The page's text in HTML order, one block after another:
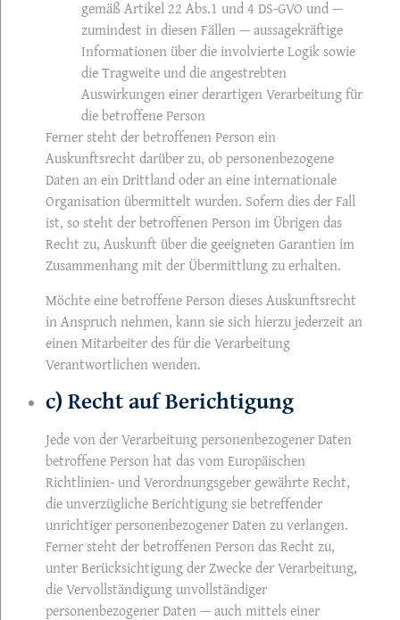
gemäß Artikel 22 Abs.1 und 4 DS-GVO und —
zumindest in diesen Fällen — aussagekräftige
Informationen über die involvierte Logik sowie
die Tragweite und die angestrebten
Auswirkungen einer derartigen Verarbeitung für
die betroffene Person
Ferner steht der betroffenen Person ein
Auskunftsrecht darüber zu, ob personenbezogene
Daten an ein Drittland oder an eine internationale
Organisation übermittelt wurden. Sofern dies der Fall
ist, so steht der betroffenen Person im Übrigen das
Recht zu, Auskunft über die geeigneten Garantien im
Zusammenhang mit der Übermittlung zu erhalten.
Möchte eine betroffene Person dieses Auskunftsrecht
in Anspruch nehmen, kann sie sich hierzu jederzeit an
einen Mitarbeiter des für die Verarbeitung
Verantwortlichen wenden.
c) Recht auf Berichtigung
Jede von der Verarbeitung personenbezogener Daten
betroffene Person hat das vom Europäischen
Richtlinien- und Verordnungsgeber gewährte Recht,
die unverzügliche Berichtigung sie betreffender
unrichtiger personenbezogener Daten zu verlangen.
Ferner steht der betroffenen Person das Recht zu,
unter Berücksichtigung der Zwecke der Verarbeitung,
die Vervollständigung unvollständiger
personenbezogener Daten — auch mittels einer